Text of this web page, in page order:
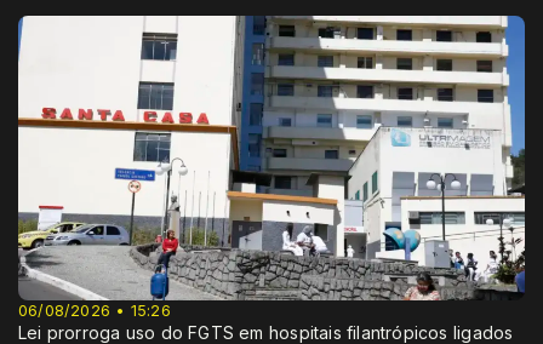
06/08/2026 • 15:26
Lei prorroga uso do FGTS em hospitais filantrópicos ligados